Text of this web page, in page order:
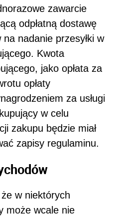
zawarcie
odpłatną dostawę
nadanie przesyłki w
Kwota
jako opłata za
opłaty
za usługi
w celu
zakupu będzie miał
zapisy regulaminu.
w niektórych
może wcale nie